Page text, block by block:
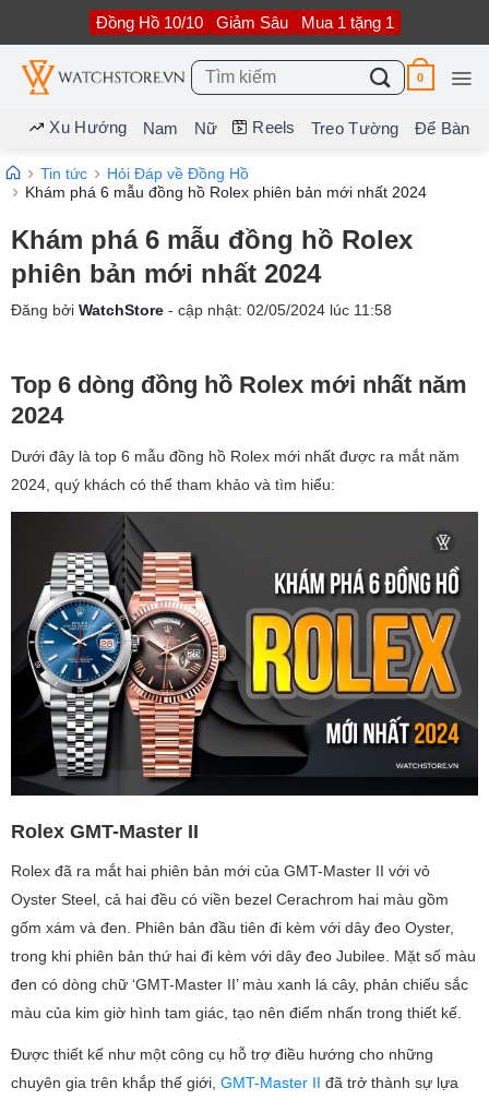
nội
dung
Đồng Hồ 10/10 Giảm Sâu Mua 1 tặng 1
Tìm
kiếm:
0
Xu Hướng Nam Nữ Reels Treo Tường Để Bàn
Tin tức
Hỏi Đáp về Đồng Hồ
Khám phá 6 mẫu đồng hồ Rolex phiên bản mới nhất 2024
Khám phá 6 mẫu đồng hồ Rolex
phiên bản mới nhất 2024
Đăng bởi WatchStore - cập nhật: 02/05/2024 lúc 11:58
Top 6 dòng đồng hồ Rolex mới nhất năm
2024
Dưới đây là top 6 mẫu đồng hồ Rolex mới nhất được ra mắt năm
2024, quý khách có thể tham khảo và tìm hiểu:
Rolex GMT-Master II
Rolex đã ra mắt hai phiên bản mới của GMT-Master II với vỏ
Oyster Steel, cả hai đều có viền bezel Cerachrom hai màu gồm
gốm xám và đen. Phiên bản đầu tiên đi kèm với dây đeo Oyster,
trong khi phiên bản thứ hai đi kèm với dây đeo Jubilee. Mặt số màu
đen có dòng chữ ‘GMT-Master II’ màu xanh lá cây, phản chiếu sắc
màu của kim giờ hình tam giác, tạo nên điểm nhấn trong thiết kế.
Được thiết kế như một công cụ hỗ trợ điều hướng cho những
chuyên gia trên khắp thế giới, GMT-Master II đã trở thành sự lựa